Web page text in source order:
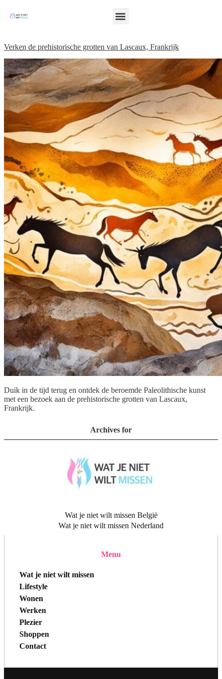
Verken de prehistorische grotten van Lascaux, Frankrijk
Duik in de tijd terug en ontdek de beroemde Paleolithische kunst
met een bezoek aan de prehistorische grotten van Lascaux,
Frankrijk.
Archives for
Wat je niet wilt missen België
Wat je niet wilt missen Nederland
Menu
Wat je niet wilt missen
Lifestyle
Wonen
Werken
Plezier
Shoppen
Contact